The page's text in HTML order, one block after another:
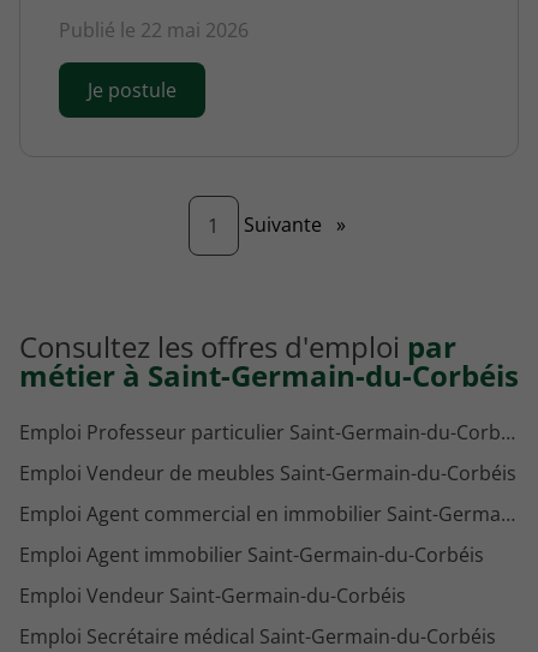
Publié le 22 mai 2026
Je postule
1 Page
Suivante »
Consultez les offres d'emploi par
métier à Saint-Germain-du-Corbéis
Emploi Professeur particulier Saint-Germain-du-Corbéis
Emploi Vendeur de meubles Saint-Germain-du-Corbéis
Emploi Agent commercial en immobilier Saint-Germain-du-Corbéis
Emploi Agent immobilier Saint-Germain-du-Corbéis
Emploi Vendeur Saint-Germain-du-Corbéis
Emploi Secrétaire médical Saint-Germain-du-Corbéis